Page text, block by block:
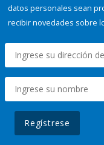
datos personales sean
recibir novedades sobre
Regístrese